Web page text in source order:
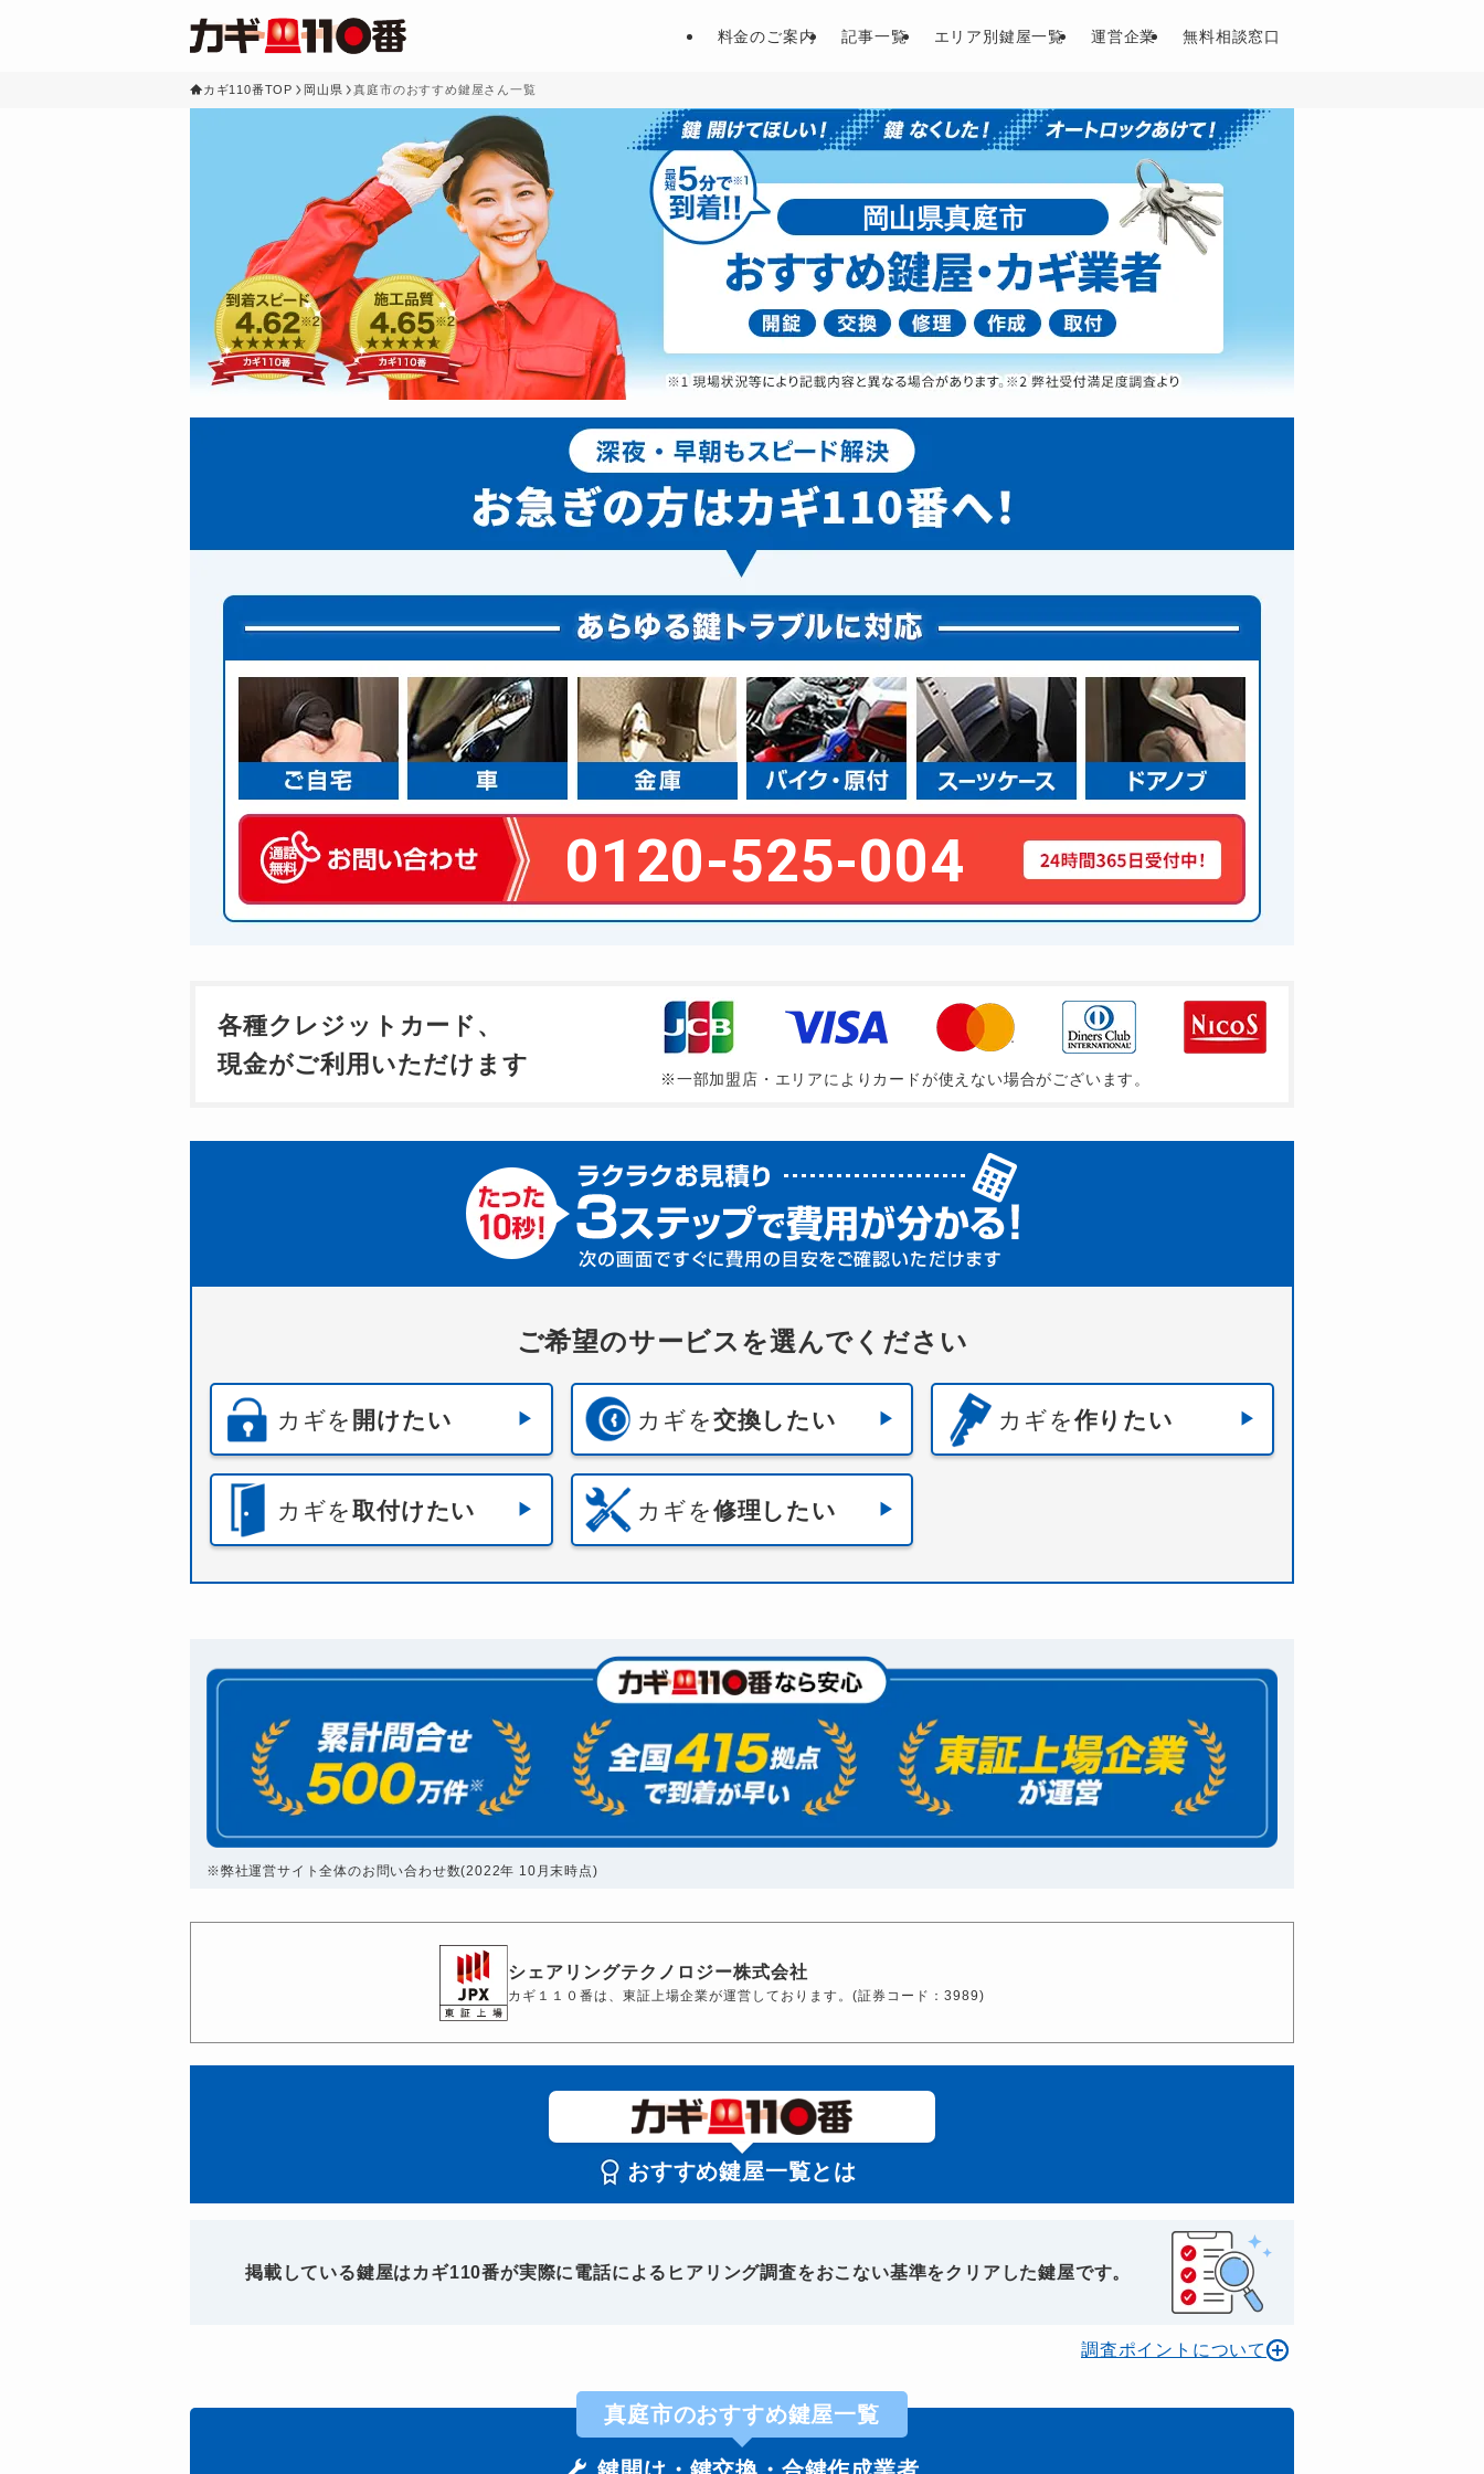
料金のご案内 記事一覧 エリア別鍵屋一覧 運営企業 無料相談窓口
カギ110番TOP 岡山県 真庭市のおすすめ鍵屋さん一覧
岡山県真庭市
0120-525-004
各種クレジットカード、
現金がご利用いただけます
※一部加盟店・エリアによりカードが使えない場合がございます。
ご希望のサービスを選んでください
カギを 開けたい カギを交換したい カギを作りたい
カギを取付けたい カギを修理したい
※弊社運営サイト全体のお問い合わせ数(2022年 10月末時点)
シェアリングテクノロジー株式会社
カギ１１０番は、東証上場企業が運営しております。(証券コード：3989)
おすすめ鍵屋一覧とは
掲載している鍵屋はカギ110番が実際に電話によるヒアリング調査をおこない基準をクリアした鍵屋です。
調査ポイントについて
真庭市のおすすめ鍵屋一覧